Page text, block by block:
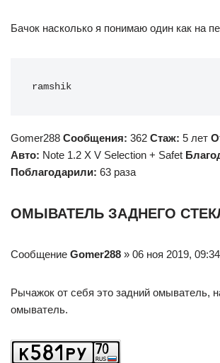
Бачок насколько я понимаю один как на
ramshik
Gomer288 Сообщения: 362 Стаж: 5 лет
Авто: Note 1.2 X V Selection + Safet
Поблагодарили: 63 раза
ОМЫВАТЕЛЬ ЗАДНЕГО
Сообщение Gomer288 » 06 ноя 2019, 09:34
Рычажок от себя это задний омыватель,
омыватель.